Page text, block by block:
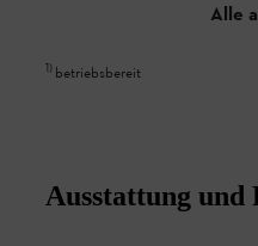
Alle
1) betriebsbereit
Ausstattung und